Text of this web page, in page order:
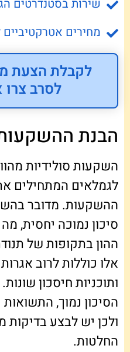
שירות בסטנדרטים
מחירים
לקבלת הצעת
לסרב
הבנת
השקעות סולידיות
לגמלאים המתחילים
ההשקעות. מדובר
סיכון נמוכה יחסית,
ההון בתקופות של
אלו כוללות לרוב
ותוכניות חיסכון
הסיכון נמוך,
ולכן יש לבצע
החלטות.